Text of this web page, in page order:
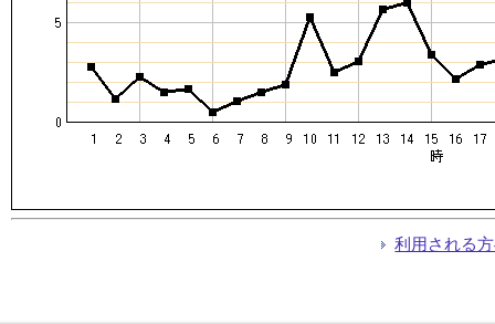
利用される